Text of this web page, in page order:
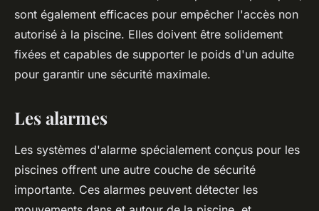
sont également efficaces pour empêcher l'accès non
autorisé à la piscine. Elles doivent être solidement
fixées et capables de supporter le poids d'un adulte
pour garantir une sécurité maximale.
Les alarmes
Les systèmes d'alarme spécialement conçus pour les
piscines offrent une autre couche de sécurité
importante. Ces alarmes peuvent détecter les